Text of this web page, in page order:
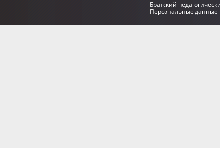
Братский
Персональные данные